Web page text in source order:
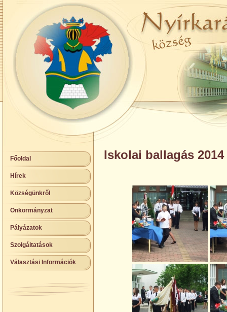
Főoldal
Hírek
Községünkről
Önkormányzat
Pályázatok
Szolgáltatások
Választási Információk
Iskolai ballagás 2014